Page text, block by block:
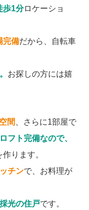
歩1分ロケーショ
完備だから、自転車
お探しの方には嬉
間
、さらに1部屋で
ロフト完備なので、
作ります。
チンで、お料理が
光の住戸です。